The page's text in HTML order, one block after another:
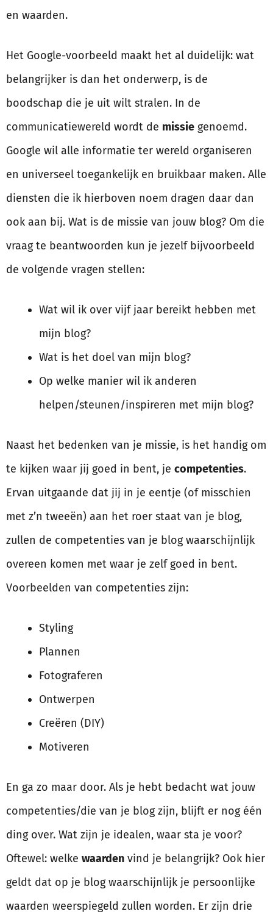
en waarden.
Het Google-voorbeeld maakt het al duidelijk: wat
belangrijker is dan het onderwerp, is de
boodschap die je uit wilt stralen. In de
communicatiewereld wordt de missie genoemd.
Google wil alle informatie ter wereld organiseren
en universeel toegankelijk en bruikbaar maken. Alle
diensten die ik hierboven noem dragen daar dan
ook aan bij. Wat is de missie van jouw blog? Om die
vraag te beantwoorden kun je jezelf bijvoorbeeld
de volgende vragen stellen:
Wat wil ik over vijf jaar bereikt hebben met
mijn blog?
Wat is het doel van mijn blog?
Op welke manier wil ik anderen
helpen/steunen/inspireren met mijn blog?
Naast het bedenken van je missie, is het handig om
te kijken waar jij goed in bent, je competenties.
Ervan uitgaande dat jij in je eentje (of misschien
met z’n tweeën) aan het roer staat van je blog,
zullen de competenties van je blog waarschijnlijk
overeen komen met waar je zelf goed in bent.
Voorbeelden van competenties zijn:
Styling
Plannen
Fotograferen
Ontwerpen
Creëren (DIY)
Motiveren
En ga zo maar door. Als je hebt bedacht wat jouw
competenties/die van je blog zijn, blijft er nog één
ding over. Wat zijn je idealen, waar sta je voor?
Oftewel: welke waarden vind je belangrijk? Ook hier
geldt dat op je blog waarschijnlijk je persoonlijke
waarden weerspiegeld zullen worden. Er zijn drie